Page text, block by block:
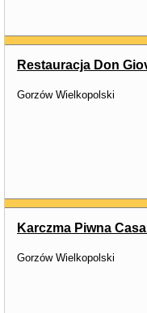
Restauracja Don
Gorzów Wielkopolski
Karczma Piwna
Gorzów Wielkopolski